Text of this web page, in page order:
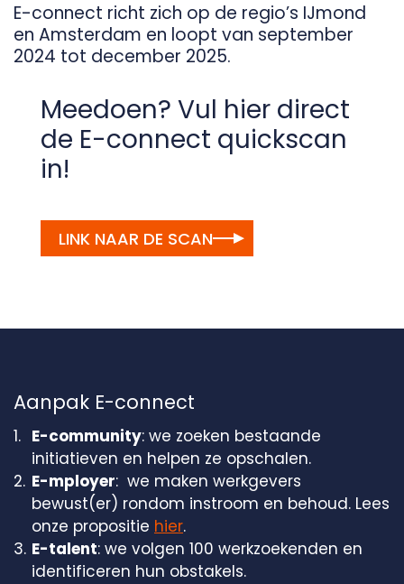
E-connect richt zich op de regio’s IJmond
en Amsterdam en loopt van september
2024 tot december 2025.
Meedoen? Vul hier direct
de E-connect quickscan
in!
LINK NAAR DE SCAN
Aanpak E-connect
E-community: we zoeken bestaande
initiatieven en helpen ze opschalen.
E-mployer: we maken werkgevers
bewust(er) rondom instroom en behoud. Lees
onze propositie hier.
E-talent: we volgen 100 werkzoekenden en
identificeren hun obstakels.